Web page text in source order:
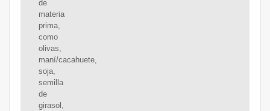
de
materia
prima,
como
olivas,
maní/cacahuete,
soja,
semilla
de
girasol,